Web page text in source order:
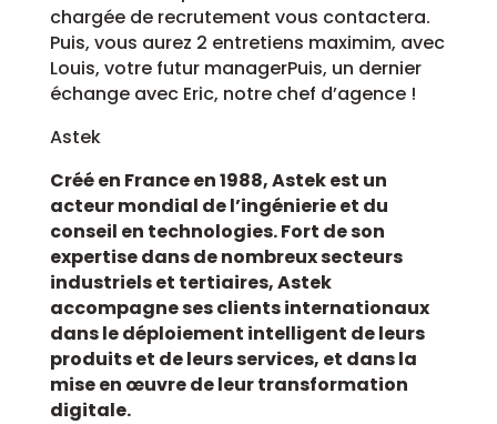
chargée de recrutement vous contactera.
Puis, vous aurez 2 entretiens maximim, avec
Louis, votre futur managerPuis, un dernier
échange avec Eric, notre chef d’agence !
Astek
Créé en France en 1988, Astek est un
acteur mondial de l’ingénierie et du
conseil en technologies. Fort de son
expertise dans de nombreux secteurs
industriels et tertiaires, Astek
accompagne ses clients internationaux
dans le déploiement intelligent de leurs
produits et de leurs services, et dans la
mise en œuvre de leur transformation
digitale.